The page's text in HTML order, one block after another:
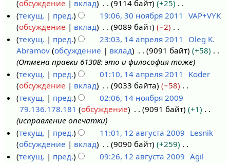
к
и
р
2
4
а
р
0
1
п
и
с
а
н
и
я
п
р
а
в
к
и
т
о
п
и
с
а
н
и
я
п
р
а
в
к
0
о
р
2
1
обсуждение
вклад 9114 байт
+25
Н
е
т
о
п
и
с
а
н
и
я
п
р
а
текущ. пред. 19:06, 30 ноября 2011
VAP+VYK
обсуждение
вклад 9089 байт
−2
Н
е
т
о
п
и
с
а
н
и
я
а
р
я
0
текущ. пред. 23:03, 14 апреля 2011
Oleg K.
Abramov обсуждение вклад 9091 байт
+58
Отмена правки 61308: это и философия тоже
текущ.
пред. 01:10, 14 апреля 2011
Koder
обсуждение
вклад 9033 байта
−58
Н
е
т
о
п
и
н
я
текущ. пред.
02:06, 14 ноября 2009
79.136.178.181
обсуждение 9091 байт
+1
исправление опечатки
2
текущ. пред. 11:01, 12 августа 2009 Lesnik
обсуждение
вклад 9090 байт
+259
Нтекущ. пред. 09:26, 12 августа 2009 Agil